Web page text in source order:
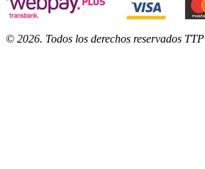
© 2026. Todos los derechos reservados TTP